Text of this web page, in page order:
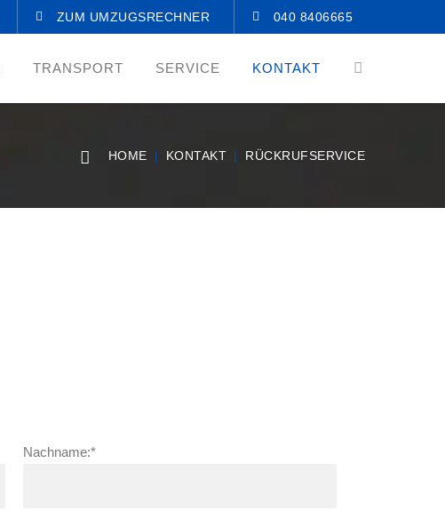
ZUM UMZUGSRECHNER 040 8406665
TRANSPORT SERVICE KONTAKT
HOME KONTAKT RÜCKRUFSERVICE
Nachname:*